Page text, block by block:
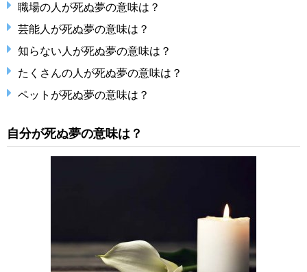
職場の人が死ぬ夢の意味は？
芸能人が死ぬ夢の意味は？
知らない人が死ぬ夢の意味は？
たくさんの人が死ぬ夢の意味は？
ペットが死ぬ夢の意味は？
自分が死ぬ夢の意味は？